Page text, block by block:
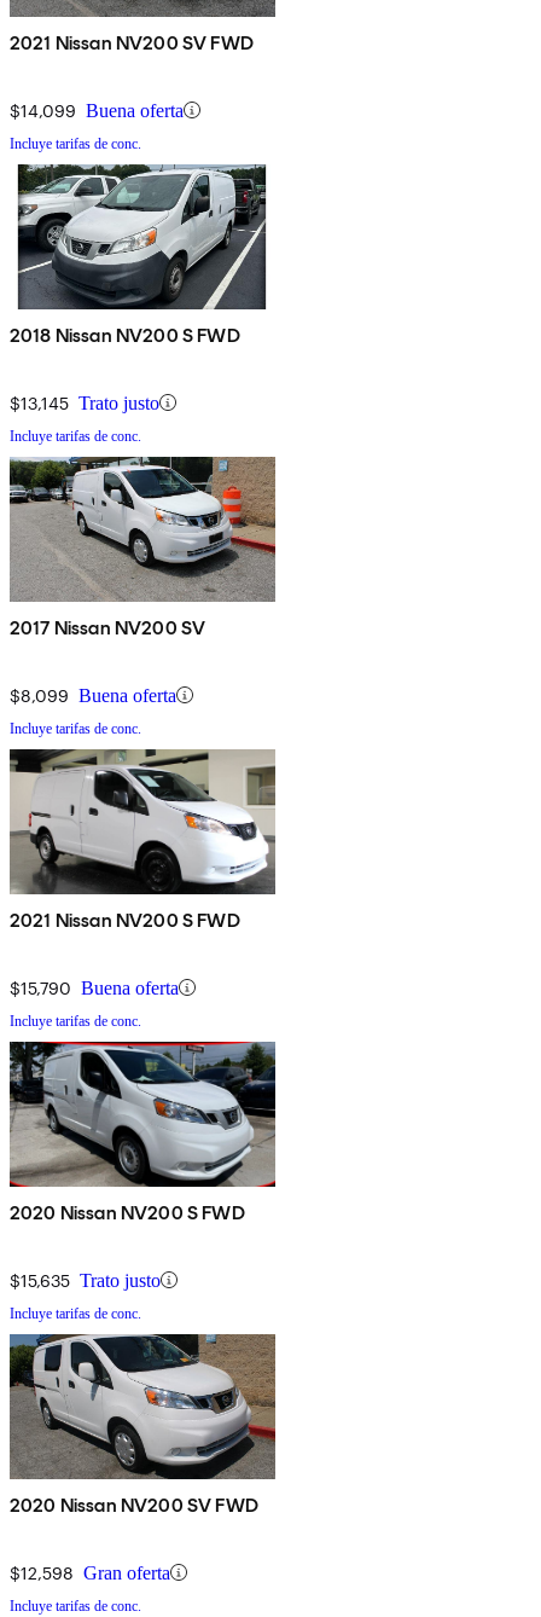
2021 Nissan NV200 SV FWD
$14,099 Buena oferta
Incluye tarifas de conc.
2018 Nissan NV200 S FWD
$13,145 Trato justo
Incluye tarifas de conc.
2017 Nissan NV200 SV
$8,099 Buena oferta
Incluye tarifas de conc.
2021 Nissan NV200 S FWD
$15,790 Buena oferta
Incluye tarifas de conc.
2020 Nissan NV200 S FWD
$15,635 Trato justo
Incluye tarifas de conc.
2020 Nissan NV200 SV FWD
$12,598 Gran oferta
Incluye tarifas de conc.